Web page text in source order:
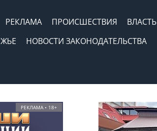
РЕКЛАМА ПРОИСШЕСТВИЯ
ВЛАСТЬ
НОВОСТИ ЗАКОНОДАТЕЛЬСТВА
РЕКЛАМА • 18+